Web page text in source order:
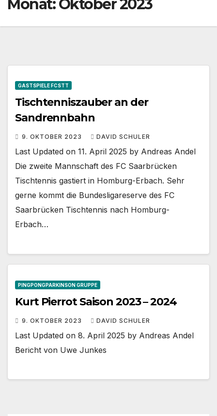
Monat:Oktober 2023
GASTSPIELE FCSTT
Tischtenniszauber an der
Sandrennbahn
9. OKTOBER 2023 DAVID SCHULER
Last Updated on 11. April 2025 by Andreas Andel
Die zweite Mannschaft des FC Saarbrücken
Tischtennis gastiert in Homburg-Erbach. Sehr
gerne kommt die Bundesligareserve des FC
Saarbrücken Tischtennis nach Homburg-
Erbach…
PINGPONGPARKINSON GRUPPE
Kurt Pierrot Saison 2023 – 2024
9. OKTOBER 2023 DAVID SCHULER
Last Updated on 8. April 2025 by Andreas Andel
Bericht von Uwe Junkes